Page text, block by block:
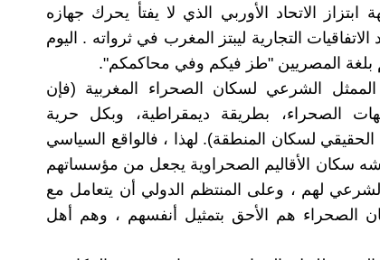
الاتحاد الأوربي الذي لا يفتأ يحرك جهازه
التجارية ليبتز المغرب في ثرواته . اليوم
بلغة المصريين "طز فيكم وفي محاكمكم".
الممثل الشرعي لسكان الصحراء المغربية (فإن
الصحراء، بطريقة ديمقراطية، وبكل حرية
لسكان المنطقة). لهذا ، فالواقع السياسي
سكان الأقاليم الصحراوية يجعل من مؤسساتهم
لهم ، وعلى المنتظم الدولي أن يتعامل مع
الصحراء هم الأحق بتمثيل أنفسهم ، وهم أهل